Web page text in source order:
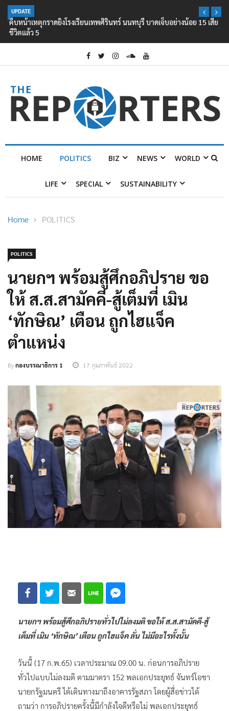
UPDATE
คืบหน้าเหตุกราดยิงโรงเรียนเทพศิรินทร์ นนทบุรี บาดเจ็บอย่างน้อย 15 เสีย
ชีวิตแล้ว 5
HOME POLITICS BIZ NEWS WORLD
LIFE SPECIAL SUSTAINABILITY
Home POLITICS
POLITICS
นายกฯ พร้อมสู้ศึกอภิปราย ขอ
ให้ ส.ส.สามัคคี-สู้เต็มที่ เมิน
‘ทักษิณ’ เตือน ถูกไฮแจ็ค
ตำแหน่ง
Byกองบรรณาธิการ 1 17 กุมภาพันธ์ 2022
นายกฯ พร้อมสู้ศึกอภิปรายทั่วไปไม่ลงมติ ขอให้ ส.ส.สามัคคี-สู้
เต็มที่ เมิน ‘ทักษิณ’ เตือน ถูกไฮแจ็ค ลั่น ไม่มีอะไรทั้งนั้น
วันนี้ (17 ก.พ.65) เวลาประมาณ 09.00 น. ก่อนการอภิปราย
ทั่วไปแบบไม่ลงมติ ตามมาตรา 152 พลเอกประยุทธ์ จันทร์โอชา
นายกรัฐมนตรี ได้เดินทางมาถึงอาคารรัฐสภา โดยผู้สื่อข่าวได้
ถามว่า การอภิปรายครั้งนี้มีกำลังใจดีหรือไม่ พลเอกประยุทธ์